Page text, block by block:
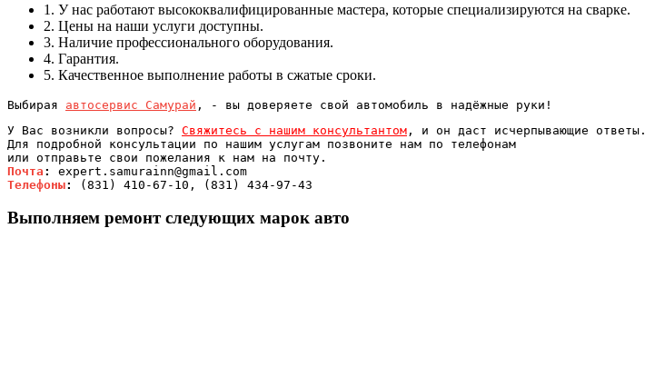
1. У нас работают высококвалифицированные мастера, которые специализируются на сварке.
2. Цены на наши услуги доступны.
3. Наличие профессионального оборудования.
4. Гарантия.
5. Качественное выполнение работы в сжатые сроки.
Выбирая автосервис Самурай , - вы доверяете свой автомобиль в надёжные руки!
У Вас возникли вопросы? Свяжитесь с нашим консультантом , и он даст исчерпывающие ответы.
Для подробной консультации по нашим услугам позвоните нам по телефонам
Почта :
Телефоны: (831) 410-67-10, (831) 434-97-43
Выполняем ремонт следующих марок авто